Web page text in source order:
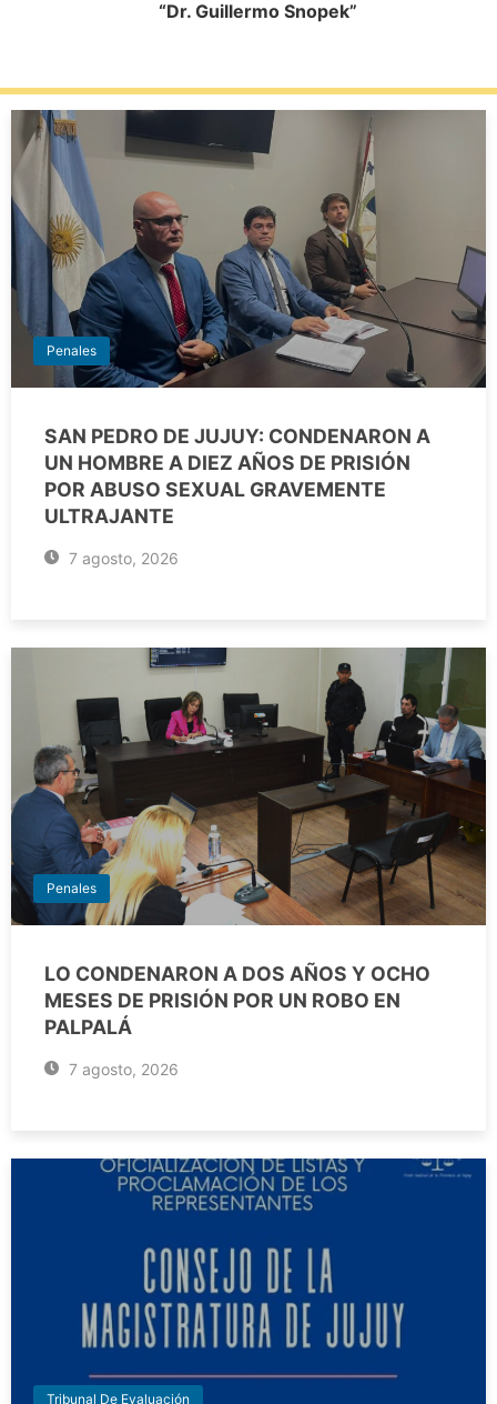
“Dr. Guillermo Snopek”
Penales
SAN PEDRO DE JUJUY: CONDENARON A
UN HOMBRE A DIEZ AÑOS DE PRISIÓN
POR ABUSO SEXUAL GRAVEMENTE
ULTRAJANTE
7 agosto, 2026
Penales
LO CONDENARON A DOS AÑOS Y OCHO
MESES DE PRISIÓN POR UN ROBO EN
PALPALÁ
7 agosto, 2026
Tribunal De Evaluación